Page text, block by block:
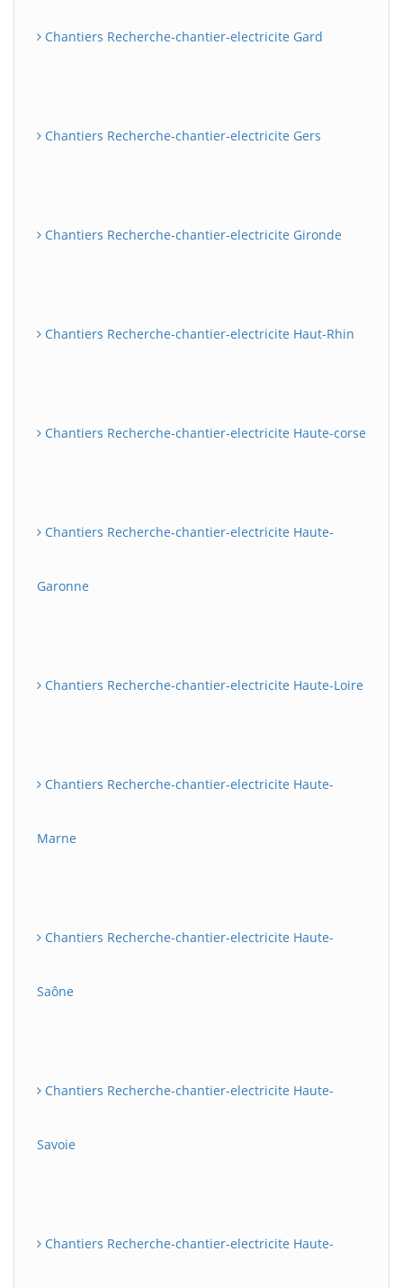
Chantiers Recherche-chantier-electricite Gard
Chantiers Recherche-chantier-electricite Gers
Chantiers Recherche-chantier-electricite Gironde
Chantiers Recherche-chantier-electricite Haut-Rhin
Chantiers Recherche-chantier-electricite Haute-corse
Chantiers Recherche-chantier-electricite Haute-
Garonne
Chantiers Recherche-chantier-electricite Haute-Loire
Chantiers Recherche-chantier-electricite Haute-
Marne
Chantiers Recherche-chantier-electricite Haute-
Saône
Chantiers Recherche-chantier-electricite Haute-
Savoie
Chantiers Recherche-chantier-electricite Haute-